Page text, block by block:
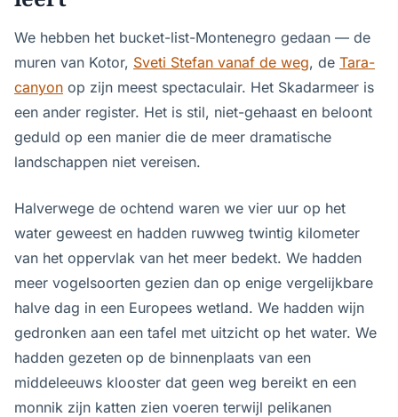
We hebben het bucket-list-Montenegro gedaan — de
muren van Kotor, Sveti Stefan vanaf de weg, de Tara-
canyon op zijn meest spectaculair. Het Skadarmeer is
een ander register. Het is stil, niet-gehaast en beloont
geduld op een manier die de meer dramatische
landschappen niet vereisen.
Halverwege de ochtend waren we vier uur op het
water geweest en hadden ruwweg twintig kilometer
van het oppervlak van het meer bedekt. We hadden
meer vogelsoorten gezien dan op enige vergelijkbare
halve dag in een Europees wetland. We hadden wijn
gedronken aan een tafel met uitzicht op het water. We
hadden gezeten op de binnenplaats van een
middeleeuws klooster dat geen weg bereikt en een
monnik zijn katten zien voeren terwijl pelikanen